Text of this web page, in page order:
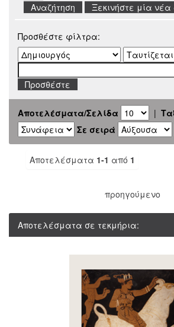
Ξεκινήστε μία
Προσθέστε φίλτρα:
Αποτελέσματα/Σελίδα |
Σε σειρά
Αποτελέσματα 1-1 από 1
προηγούμενο
Αποτελέσματα σε τεκμήρια: